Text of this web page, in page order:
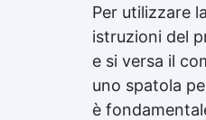
Per utilizzare la
istruzioni del
e si versa il
uno spatola
è